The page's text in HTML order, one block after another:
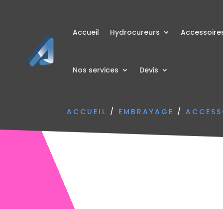
Accueil Hydrocureurs
Nos services Devis
ACCUEIL / EMBRAYAGE /